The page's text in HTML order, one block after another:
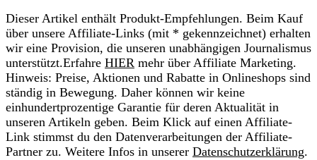
Dieser Artikel enthält Produkt-Empfehlungen. Beim Kauf
über unsere Affiliate-Links (mit * gekennzeichnet) erhalten
wir eine Provision, die unseren unabhängigen Journalismus
unterstützt.Erfahre HIER mehr über Affiliate Marketing.
Hinweis: Preise, Aktionen und Rabatte in Onlineshops sind
ständig in Bewegung. Daher können wir keine
einhundertprozentige Garantie für deren Aktualität in
unseren Artikeln geben. Beim Klick auf einen Affiliate-
Link stimmst du den Datenverarbeitungen der Affiliate-
Partner zu. Weitere Infos in unserer Datenschutzerklärung.